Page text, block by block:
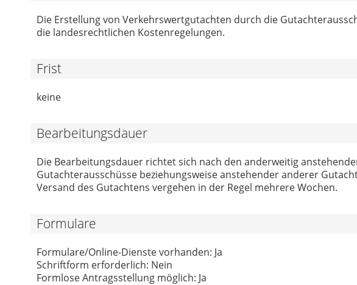
Die Erstellung von Verkehrswertgutachten durch die
die landesrechtlichen Kostenregelungen.
Frist
keine
Bearbeitungsdauer
Die Bearbeitungsdauer richtet sich nach den anderweitig
Gutachterausschüsse beziehungsweise anstehender anderer
Versand des Gutachtens vergehen in der Regel mehrere Wochen.
Formulare
Formulare/Online-Dienste vorhanden: Ja
Schriftform erforderlich: Nein
Formlose Antragsstellung möglich: Ja